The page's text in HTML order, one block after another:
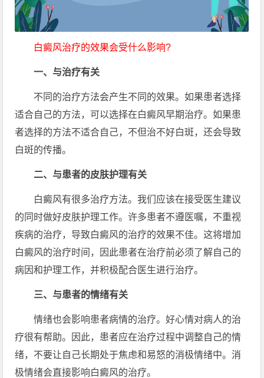
白癜风治疗的效果会受什么影响?
一、与治疗有关
不同的治疗方法会产生不同的效果。如果患者选择
适合自己的方法，可以选择在白癜风早期治疗。如果患
者选择的方法不适合自己，不但治不好白斑，还会导致
白斑的传播。
二、与患者的皮肤护理有关
白癜风有很多治疗方法。我们应该在接受医生建议
的同时做好皮肤护理工作。许多患者不遵医嘱，不重视
疾病的治疗，导致白癜风的治疗的效果不佳。这将增加
白癜风的治疗时间，因此患者在治疗前必须了解自己的
病因和护理工作，并积极配合医生进行治疗。
三、与患者的情绪有关
情绪也会影响患者病情的治疗。好心情对病人的治
疗很有帮助。因此，患者应在治疗过程中调整自己的情
绪，不要让自己长期处于焦虑和易怒的消极情绪中。消
极情绪会直接影响白癜风的治疗。